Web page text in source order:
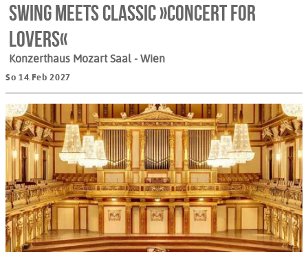
Swing Meets Classic »Concert for
Lovers«
Konzerthaus Mozart Saal - Wien
So 14.Feb 2027